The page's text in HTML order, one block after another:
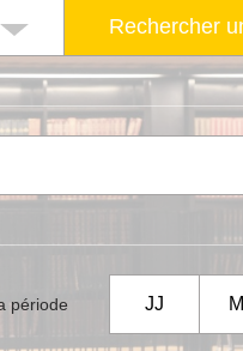
période